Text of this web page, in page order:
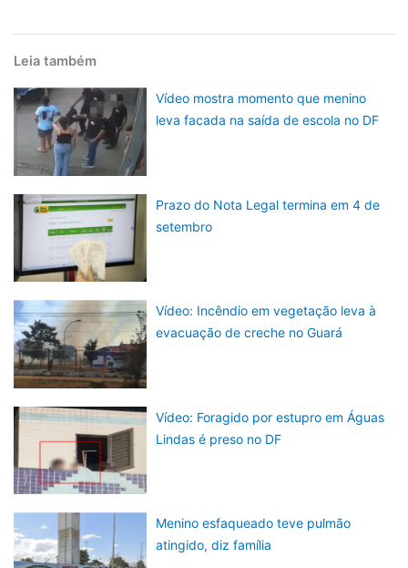
Leia também
Vídeo mostra momento que menino
leva facada na saída de escola no DF
Prazo do Nota Legal termina em 4 de
setembro
Vídeo: Incêndio em vegetação leva à
evacuação de creche no Guará
Vídeo: Foragido por estupro em Águas
Lindas é preso no DF
Menino esfaqueado teve pulmão
atingido, diz família